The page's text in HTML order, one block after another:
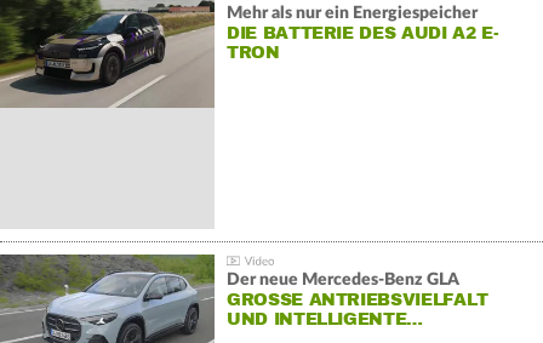
Mehr als nur ein Energiespeicher
DIE BATTERIE DES AUDI A2 E-
TRON
Der neue Mercedes-Benz GLA
GROSSE ANTRIEBSVIELFALT U
ND INTELLIGENTE…